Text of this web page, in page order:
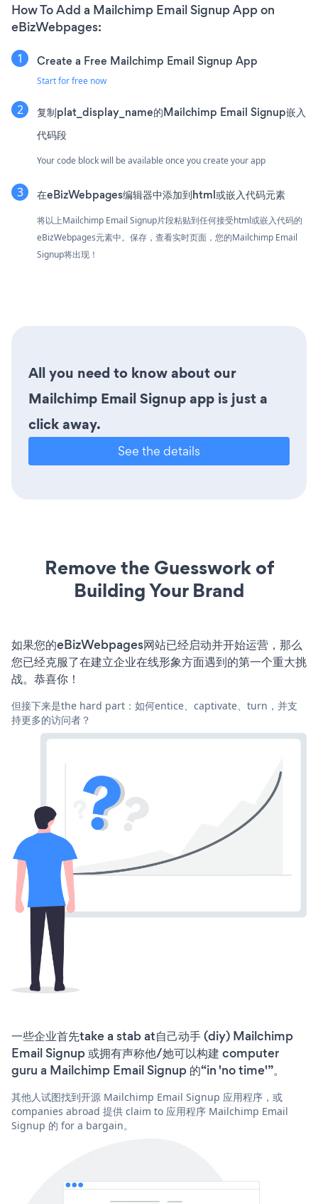
How To Add a Mailchimp Email Signup App on
eBizWebpages:
Create a Free Mailchimp Email Signup App
Start for free now
复制plat_display_name的Mailchimp Email Signup嵌入
代码段
Your code block will be available once you create your app
在eBizWebpages编辑器中添加到html或嵌入代码元素
将以上Mailchimp Email Signup片段粘贴到任何接受html或嵌入代码的
eBizWebpages元素中。保存，查看实时页面，您的Mailchimp Email
Signup将出现！
All you need to know about our
Mailchimp Email Signup app is just a
click away.
See the details
Remove the Guesswork of
Building Your Brand
如果您的eBizWebpages网站已经启动并开始运营，那么
您已经克服了在建立企业在线形象方面遇到的第一个重大挑
战。恭喜你！
但接下来是the hard part：如何entice、captivate、turn，并支
持更多的访问者？
一些企业首先take a stab at自己动手 (diy) Mailchimp
Email Signup 或拥有声称他/她可以构建 computer
guru a Mailchimp Email Signup 的“in 'no time'”。
其他人试图找到开源 Mailchimp Email Signup 应用程序，或
companies abroad 提供 claim to 应用程序 Mailchimp Email
Signup 的 for a bargain。